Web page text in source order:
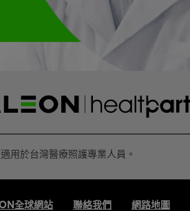
用於台灣醫療照護專業人員。
全球網站 聯絡我們 網路地圖